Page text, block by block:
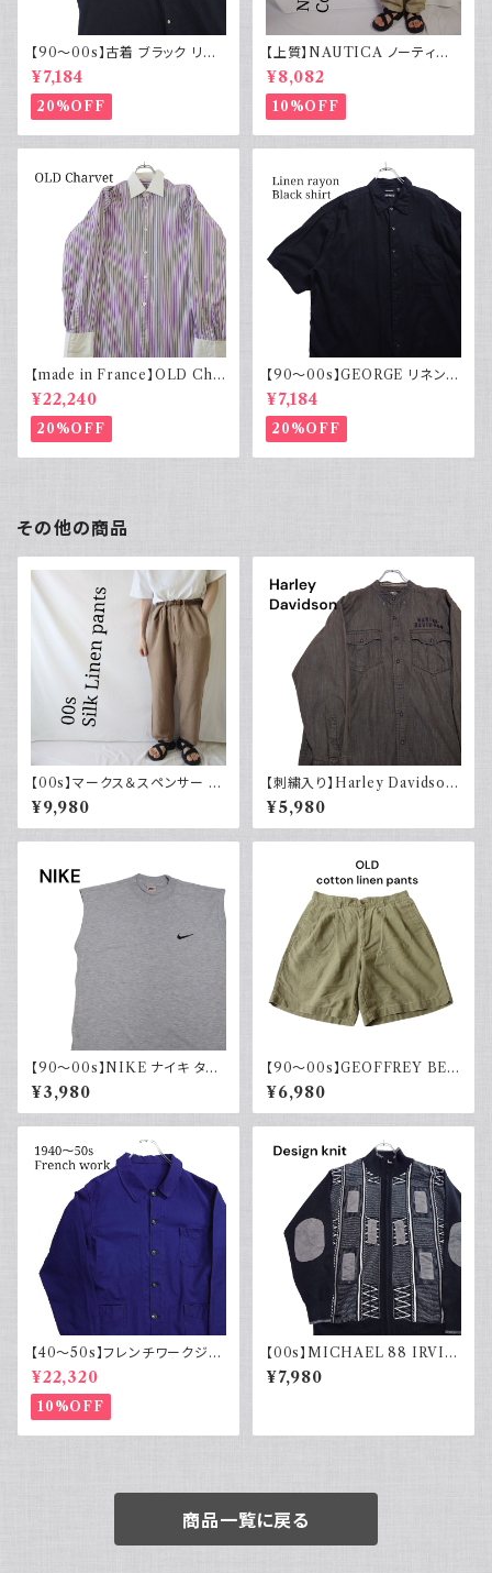
【90～00s】古着 ブラック リネ
ンコットンシャツ 黒 ボックスシ
ルエット
¥7,184
20%OFF
【上質】NAUTICA ノーティカ
コットンリネンパンツ ツータック
¥8,082
10%OFF
【made in France】OLD Cha
rvet ストライプ 切り替え 紫
¥22,240
20%OFF
【90～00s】GEORGE リネンレ
ーヨンシャツ 黒 ボックスシルエ
ット XL
¥7,184
20%OFF
その他の商品
【00s】マークス＆スペンサー M
arks & Spencer シルクリネン
パンツ スラックス 古着
¥9,980
【刺繍入り】Harley Davidson
ハーレーダビッドソン 長袖シャ
ツ 古着 ノーカラー
¥5,980
【90～00s】NIKE ナイキ タン
クトップ ノースリーブ グレー 白
タグ
¥3,980
【90～00s】GEOFFREY BEE
NE コットンリネンショーツ ツー
タック カーキグリーン フェード
古着
¥6,980
【40～50s】フレンチワークジャ
ケット インディゴ Vポケット ヴィ
ンテージ
¥22,320
10%OFF
【00s】MICHAEL 88 IRVIN
デザインニット ジップアップ エ
ルボーパッチ 古着 レトロ モード
¥7,980
商品一覧に戻る